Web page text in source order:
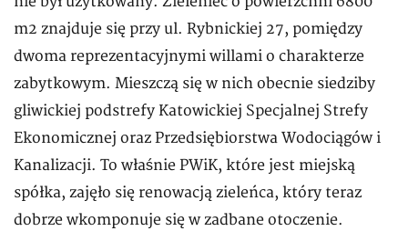
m2 znajduje się przy ul. Rybnickiej 27, pomiędzy
dwoma reprezentacyjnymi willami o charakterze
zabytkowym. Mieszczą się w nich obecnie siedziby
gliwickiej podstrefy Katowickiej Specjalnej Strefy
Ekonomicznej oraz Przedsiębiorstwa Wodociągów i
Kanalizacji. To właśnie PWiK, które jest miejską
spółka, zajęło się renowacją zieleńca, który teraz
dobrze wkomponuje się w zadbane otoczenie.